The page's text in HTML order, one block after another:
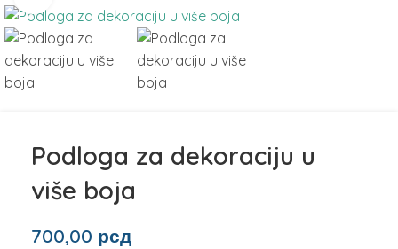
Podloga za dekoraciju u
više boja
700,00 рсд